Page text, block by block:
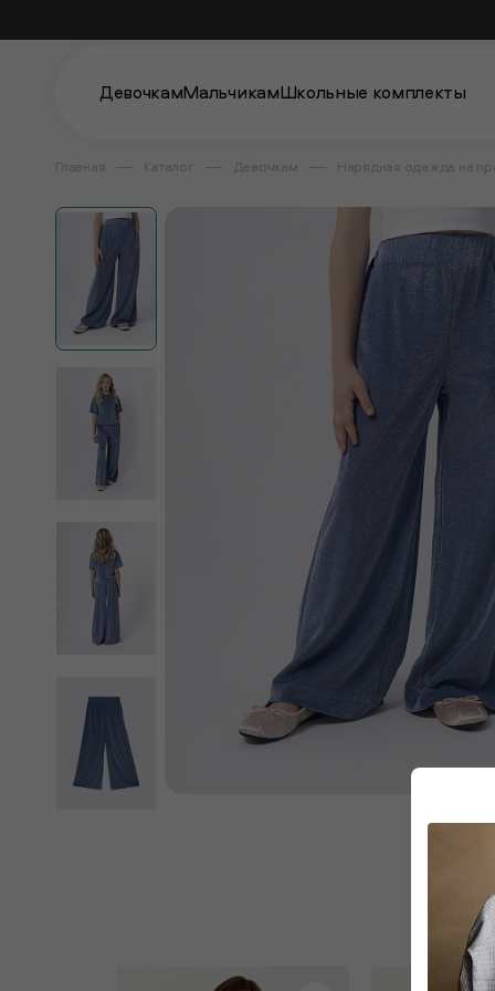
ДевочкамМальчикамШкольные комплекты
Главная Каталог Девочкам Нарядная одежда на